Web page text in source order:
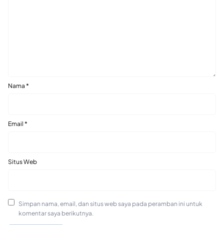
Nama *
Email *
Situs Web
Simpan nama, email, dan situs web saya pada peramban ini untuk
komentar saya berikutnya.